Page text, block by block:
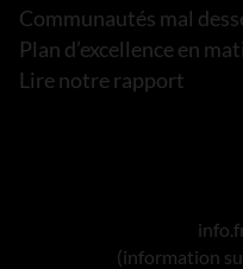
Communautés mal
Plan d’excellence en
Lire notre rapport
(information